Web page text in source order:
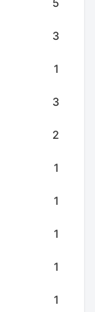
5
3
1
3
2
1
1
1
1
1